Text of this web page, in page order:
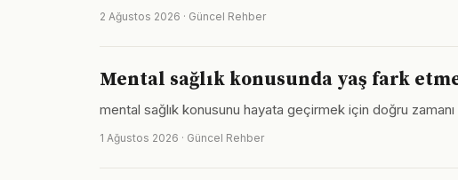
2 Ağustos 2026 · Güncel Rehber
Mental sağlık konusunda yaş fark
mental sağlık konusunu hayata geçirmek için doğru
1 Ağustos 2026 · Güncel Rehber